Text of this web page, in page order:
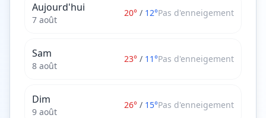
Aujourd'hui
7 août
20° / 12°Pas d'enneigement
Sam
8 août
23° / 11°Pas d'enneigement
Dim
9 août
26° / 15°Pas d'enneigement